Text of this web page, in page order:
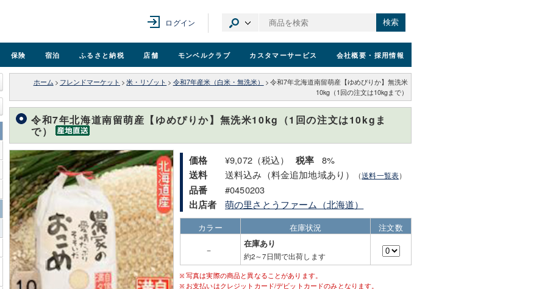
ログイン 検索
保険 宿泊 ふるさと納税 店舗 モンベルクラブ カスタマーサービス 会社概要 ・採用情報
ホーム > フレンドマーケット > 米・リゾット > 令和7年産米（白米・無洗米） > 令和7年北海道南留萌産【ゆめぴりか】無洗米
10kg（1回の注文は10kgまで）
令和7年北海道南留萌産【ゆめぴりか】無洗米10kg（1回の注文は10kgま
で）
価格 ¥9,072（税込） 税率 8%
送料 送料込み（料金追加地域あり） （送料一覧表）
品番 #0450203
出店者 萌の里さとうファーム（北海道）
カラー 在庫状況
注文数
－
在庫あり
約2～7日間で出荷します
写真は実際の商品と異なることがあります。
お支払いはクレジットカード/デビットカードのみとなります。